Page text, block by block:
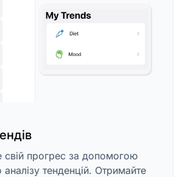
свій прогрес за допомогою
аналізу тенденцій. Отримайте